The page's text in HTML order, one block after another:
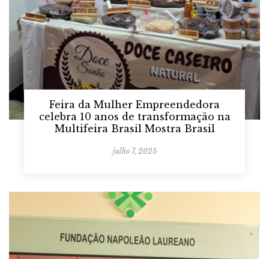
Feira da Mulher Empreendedora
celebra 10 anos de transformação na
Multifeira Brasil Mostra Brasil
julho 7, 2025